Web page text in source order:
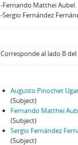
-Fernando Matthei Aubel.
-Sergio Fernández
Corresponde al lado B del
Augusto Pinochet
(Subject)
Fernando Matthei
(Subject)
Sergio Fernández
(Subject)